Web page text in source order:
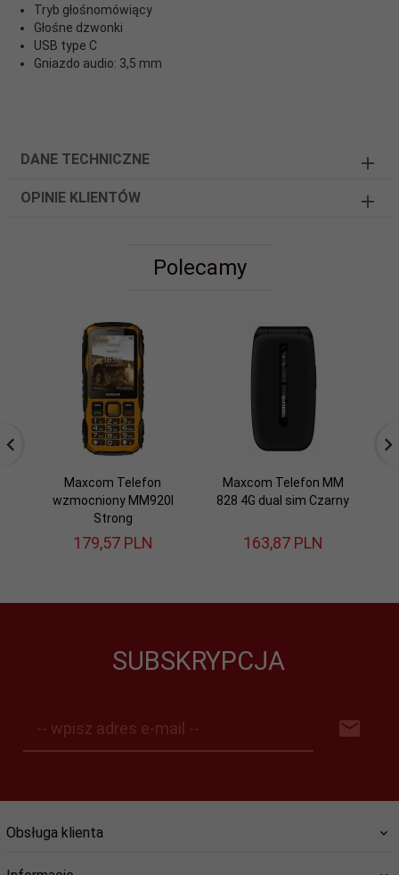
Tryb głośnomówiący
Głośne dzwonki
USB type C
Gniazdo audio: 3,5 mm
DANE TECHNICZNE
OPINIE KLIENTÓW
Polecamy
Maxcom Telefon
wzmocniony MM920l
Strong
179,57 PLN
Maxcom Telefon MM
828 4G dual sim Czarny
163,87 PLN
SUBSKRYPCJA
-- wpisz adres e-mail --
Obsługa klienta